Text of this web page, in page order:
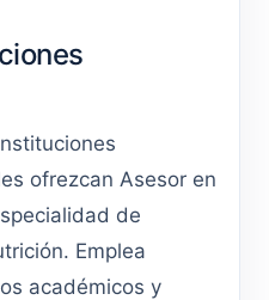
ofrezcan Asesor en
de
Emplea
académicos y